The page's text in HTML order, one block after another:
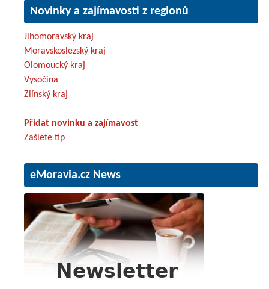
Novinky a zajímavosti z regionů
Jihomoravský kraj
Moravskoslezský kraj
Olomoucký kraj
Vysočina
Zlínský kraj
Přidat novinku a zajímavost
Zašlete tip
eMoravia.cz News